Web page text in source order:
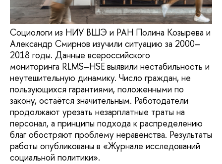
Социологи из НИУ ВШЭ и РАН Полина Козырева и
Александр Смирнов изучили ситуацию за 2000–
2018 годы. Данные всероссийского
мониторинга RLMS–HSE выявили нестабильность и
неутешительную динамику. Число граждан, не
пользующихся гарантиями, положенными по
закону, остаётся значительным. Работодатели
продолжают урезать незарплатные траты на
персонал, а принципы подхода к распределению
благ обостряют проблему неравенства. Результаты
работы опубликованы в «Журнале исследований
социальной политики».